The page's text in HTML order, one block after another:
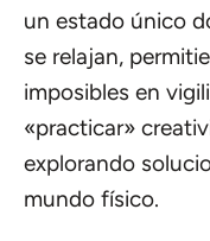
un estado único
se relajan,
imposibles en
«practicar»
explorando
mundo físico.